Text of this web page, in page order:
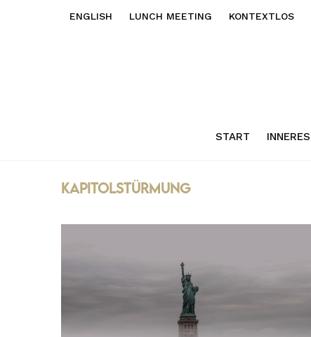
ENGLISH LUNCH MEETING KONTEXTLOS
START INNERES
Kapitolstürmung